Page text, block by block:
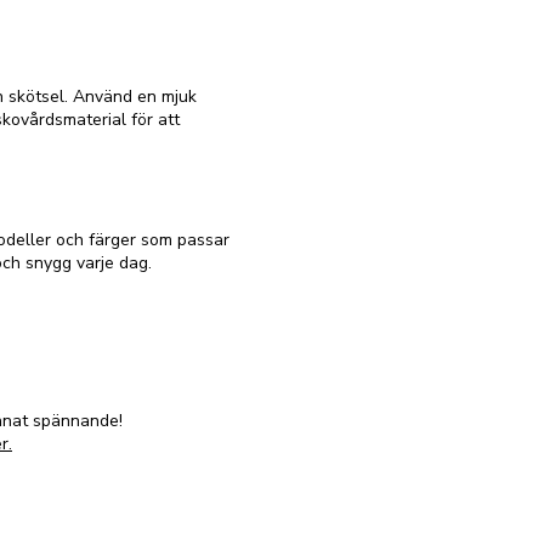
Använd en mjuk
för att
och färger som passar
snygg varje dag.
spännande!